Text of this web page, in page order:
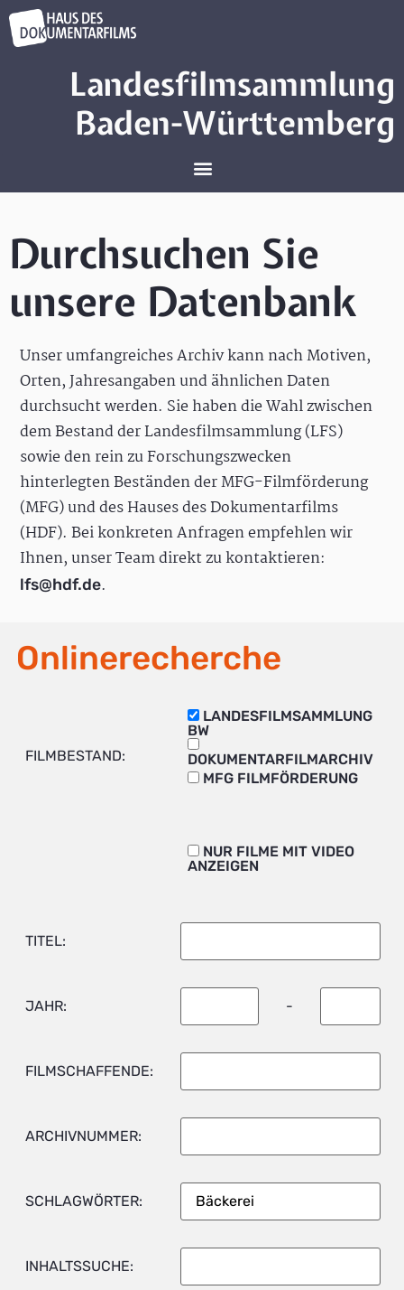
Landesfilmsammlung
Baden-Württemberg
Durchsuchen Sie
unsere Datenbank
Unser umfangreiches Archiv kann nach Motiven,
Orten, Jahresangaben und ähnlichen Daten
durchsucht werden. Sie haben die Wahl zwischen
dem Bestand der Landesfilmsammlung (LFS)
sowie den rein zu Forschungszwecken
hinterlegten Beständen der MFG-Filmförderung
(MFG) und des Hauses des Dokumentarfilms
(HDF). Bei konkreten Anfragen empfehlen wir
Ihnen, unser Team direkt zu kontaktieren:
lfs@hdf.de.
Onlinerecherche
FILMBESTAND:
LANDESFILMSAMMLUNG
BW
DOKUMENTARFILMARCHIV
MFG FILMFÖRDERUNG
NUR FILME MIT VIDEO
ANZEIGEN
TITEL:
JAHR: -
FILMSCHAFFENDE:
ARCHIVNUMMER:
SCHLAGWÖRTER:
INHALTSSUCHE: